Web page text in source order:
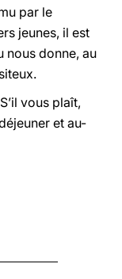
par le
jeunes, il est
nous donne, au
vous plaît,
et au-